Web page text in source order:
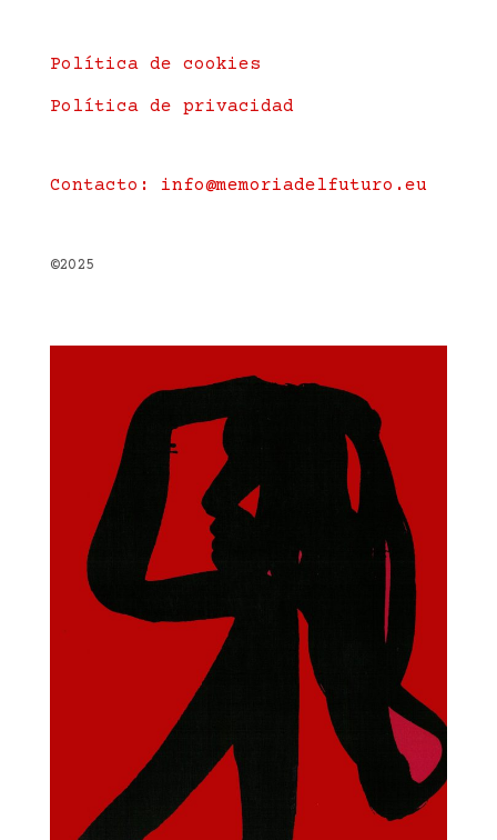
Política de cookies
Política de privacidad
Contacto: info@memoriadelfuturo.eu
©2025